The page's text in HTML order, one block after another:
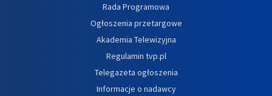
Rada Programowa
Ogłoszenia przetargowe
Akademia Telewizyjna
Regulamin tvp.pl
Telegazeta ogłoszenia
Informacje o nadawcy